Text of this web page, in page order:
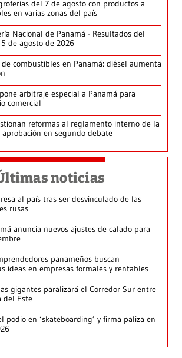
del 7 de agosto con productos a
en varias zonas del país
Nacional de Panamá - Resultados del
de agosto de 2026
combustibles en Panamá: diésel aumenta
arbitraje especial a Panamá para
comercial
reformas al reglamento interno de la
en segundo debate
noticias
al país tras ser desvinculado de las
rusas
anuncia nuevos ajustes de calado para
panameños buscan
ideas en empresas formales y rentables
gigantes paralizará el Corredor Sur entre
del Este
podio en ‘skateboarding’ y firma paliza en